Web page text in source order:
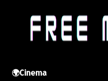
🌍Cinema